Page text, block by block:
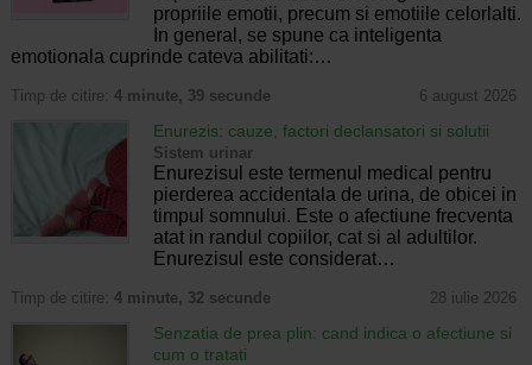
propriile emotii, precum si emotiile celorlalti.
In general, se spune ca inteligenta
emotionala cuprinde cateva abilitati:…
Timp de citire: 4 minute, 39 secunde 6 august 2026
Enurezis: cauze, factori declansatori si solutii
Sistem urinar
Enurezisul este termenul medical pentru
pierderea accidentala de urina, de obicei in
timpul somnului. Este o afectiune frecventa
atat in randul copiilor, cat si al adultilor.
Enurezisul este considerat…
Timp de citire: 4 minute, 32 secunde 28 iulie 2026
Senzatia de prea plin: cand indica o afectiune si
cum o tratati